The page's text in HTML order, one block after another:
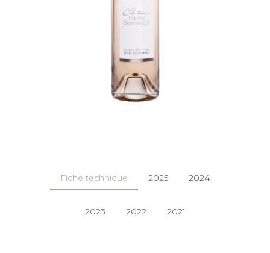
Fiche technique 2025 2024
2023 2022 2021